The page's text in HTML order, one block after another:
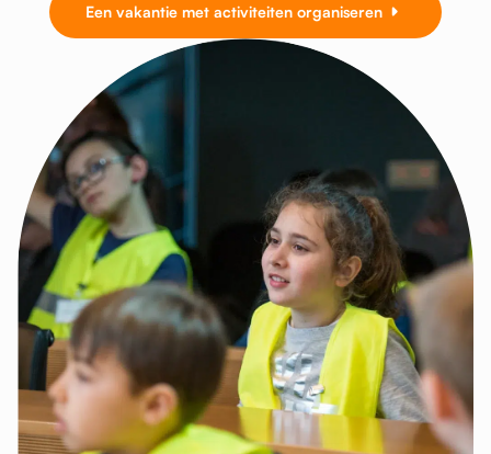
Een vakantie met activiteiten organiseren